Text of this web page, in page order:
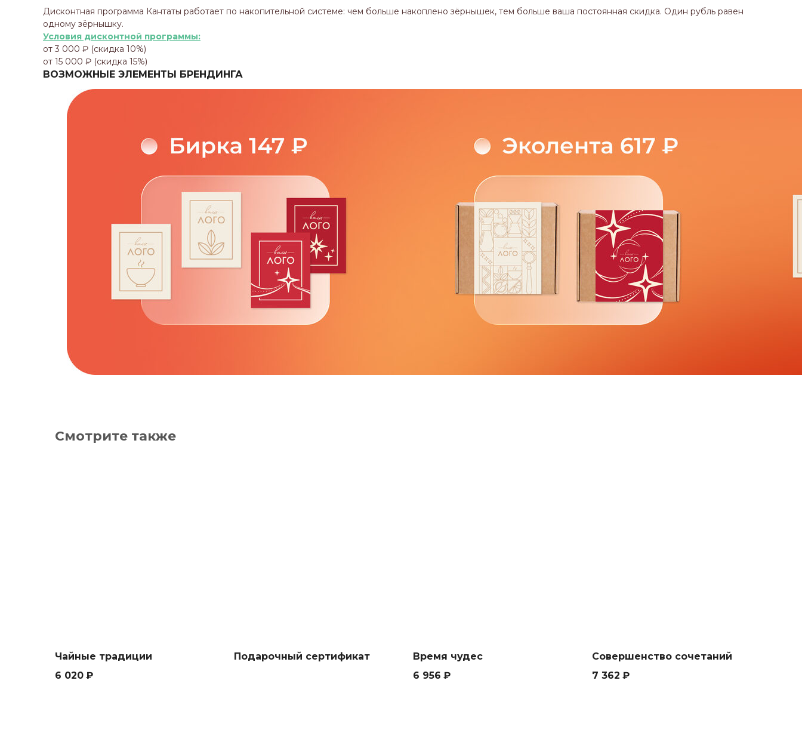
Дисконтная программа Кантаты работает по накопительной системе: чем больше накоплено зёрнышек, тем больше ваша постоянная скидка. Один рубль равен
одному зёрнышку.
Условия дисконтной программы:
от 3 000 ₽ (скидка 10%)
от 15 000 ₽ (скидка 15%)
ВОЗМОЖНЫЕ ЭЛЕМЕНТЫ БРЕНДИНГА
Смотрите также
Чайные традиции
6 020 ₽
Подарочный сертификат
Время чудес
6 956 ₽
Совершенство сочетаний
7 362 ₽